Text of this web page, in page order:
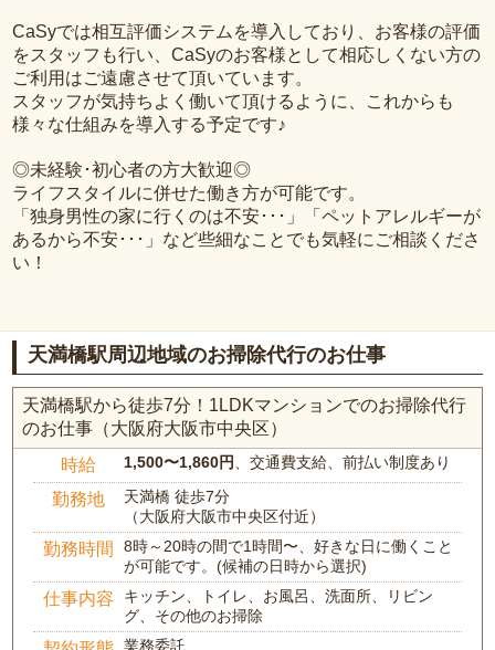
CaSyでは相互評価システムを導入しており、お客様の評価
をスタッフも行い、CaSyのお客様として相応しくない方の
ご利用はご遠慮させて頂いています。
スタッフが気持ちよく働いて頂けるように、これからも
様々な仕組みを導入する予定です♪
◎未経験･初心者の方大歓迎◎
ライフスタイルに併せた働き方が可能です。
「独身男性の家に行くのは不安･･･」「ペットアレルギーが
あるから不安･･･」など些細なことでも気軽にご相談くださ
い！
天満橋駅周辺地域のお掃除代行のお仕事
天満橋駅から徒歩7分！1LDKマンションでのお掃除代行
のお仕事（大阪府大阪市中央区）
時給 1,500〜1,860円、交通費支給、前払い制度あり
勤務地
天満橋 徒歩7分
（大阪府大阪市中央区付近）
勤務時間
8時～20時の間で1時間〜、好きな日に働くこと
が可能です。(候補の日時から選択)
仕事内容
キッチン、トイレ、お風呂、洗面所、リビン
グ、その他のお掃除
業務委託